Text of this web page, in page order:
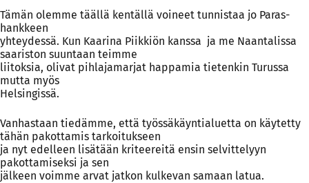
Tämän olemme täällä kentällä voineet tunnistaa jo Paras-
hankkeen
yhteydessä. Kun Kaarina Piikkiön kanssa ja me Naantalissa
saariston suuntaan teimme
liitoksia, olivat pihlajamarjat happamia tietenkin Turussa
mutta myös
Helsingissä.
Vanhastaan tiedämme, että työssäkäyntialuetta on käytetty
tähän pakottamis tarkoitukseen
ja nyt edelleen lisätään kriteereitä ensin selvittelyyn
pakottamiseksi ja sen
jälkeen voimme arvat jatkon kulkevan samaan latua.